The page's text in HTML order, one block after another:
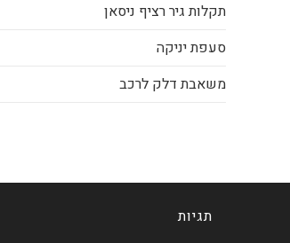
תקלות גיר רציף ניסאן
סעפת יניקה
משאבת דלק לרכב
תגיות